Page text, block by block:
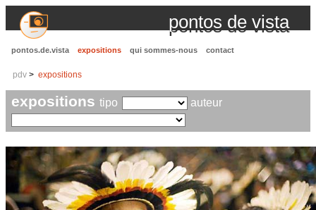
pontos de vista
pontos.de.vista expositions qui sommes-nous contact
pdv expositions
expositions tipo auteur